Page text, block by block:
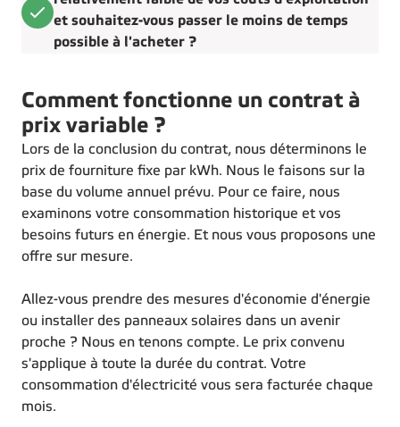
et souhaitez-vous passer le moins de temps
possible à l'acheter ?
Comment fonctionne un contrat à
prix variable ?
Lors de la conclusion du contrat, nous déterminons le
prix de fourniture fixe par kWh. Nous le faisons sur la
base du volume annuel prévu. Pour ce faire, nous
examinons votre consommation historique et vos
besoins futurs en énergie. Et nous vous proposons une
offre sur mesure.
Allez-vous prendre des mesures d'économie d'énergie
ou installer des panneaux solaires dans un avenir
proche ? Nous en tenons compte. Le prix convenu
s'applique à toute la durée du contrat. Votre
consommation d'électricité vous sera facturée chaque
mois.